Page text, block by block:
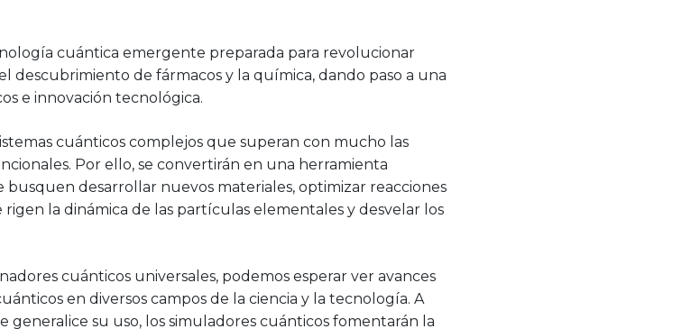
cuántica emergente preparada para revolucionar
descubrimiento de fármacos y la química, dando paso a una
e innovación tecnológica.
cuánticos complejos que superan con mucho las
Por ello, se convertirán en una herramienta
busquen desarrollar nuevos materiales, optimizar reacciones
la dinámica de las partículas elementales y desvelar los
cuánticos universales, podemos esperar ver avances
en diversos campos de la ciencia y la tecnología. A
generalice su uso, los simuladores cuánticos fomentarán la